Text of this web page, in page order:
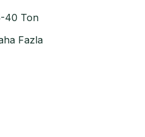
40 Ton
Fazla